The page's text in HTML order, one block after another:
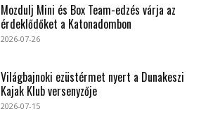
Mozdulj Mini és Box Team-edzés várja az
érdeklődőket a Katonadombon
2026-07-26
Világbajnoki ezüstérmet nyert a Dunakeszi
Kajak Klub versenyzője
2026-07-15